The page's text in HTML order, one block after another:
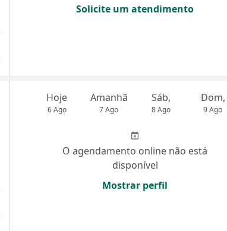
Solicite um atendimento
Hoje
6 Ago
Amanhã
7 Ago
Sáb,
8 Ago
Dom,
9 Ago
O agendamento online não está
disponível
Mostrar perfil